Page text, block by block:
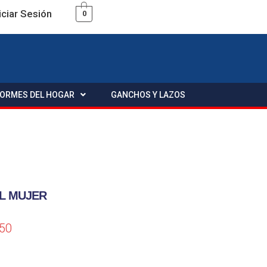
Sesión 0
DEL HOGAR GANCHOS Y LAZOS
MUJER